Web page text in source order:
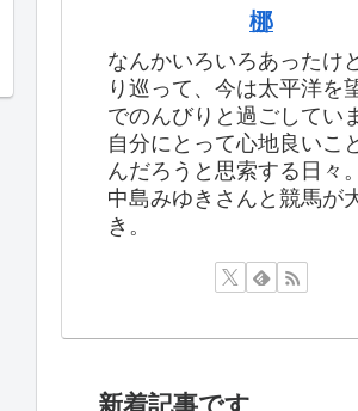
梛
なんかいろいろあったけ
り巡って、今は太平洋を
でのんびりと過ごしてい
自分にとって心地良いこ
んだろうと思索する日々。
中島みゆきさんと競馬が
き。
新着記事です